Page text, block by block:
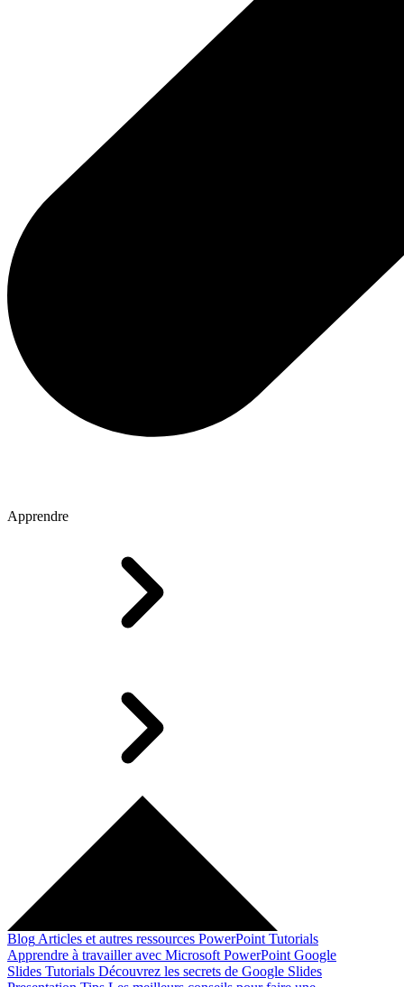
Apprendre
Blog Articles et autres ressources PowerPoint Tutorials
Apprendre à travailler avec Microsoft PowerPoint Google
Slides Tutorials Découvrez les secrets de Google Slides